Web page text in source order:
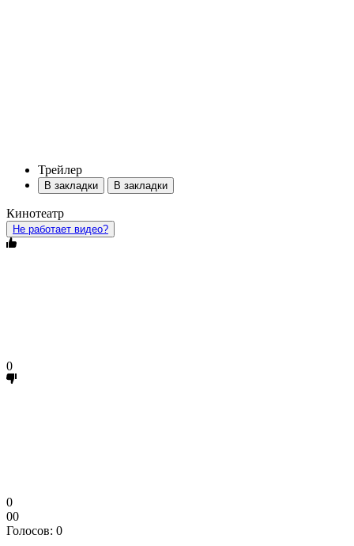
Трейлер
В закладки В закладки
Кинотеатр
Не работает видео?
0
0
00
Голосов: 0